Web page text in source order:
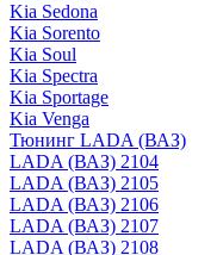
Kia Sedona
Kia Sorento
Kia Soul
Kia Spectra
Kia Sportage
Kia Venga
Тюнинг LADA (ВАЗ)
LADA (ВАЗ) 2104
LADA (ВАЗ) 2105
LADA (ВАЗ) 2106
LADA (ВАЗ) 2107
LADA (ВАЗ) 2108